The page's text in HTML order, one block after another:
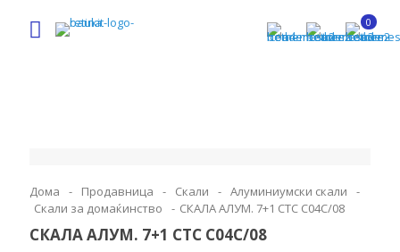
0
Дома - Продавница - Скали - Алуминиумски скали
-
Скали за домаќинство
- СКАЛА АЛУМ. 7+1 СТС C04C/08
СКАЛА АЛУМ. 7+1 СТС C04C/08